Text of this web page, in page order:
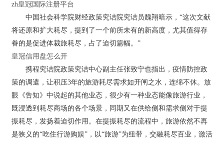
zh皇冠国际注册平台
中国社会科学院财经政策究诘院究诘员魏翔暗示，“这次文献
将还原和扩大耗尽，提到了一个前所未有的新高度，尤其值得存
眷的是促进体裁旅耗尽，占了迫切篇幅。”
皇冠信用盘怎么开
携程究诘院政策究诘中心副主任张致宁也指出，疫情防控政
策的调遣，让积压3年的旅游耗尽需求如开闸之水，连绵不休。放
眼《告知》中说起的其他业态，很少有一种业态能像旅游行业，
既浸透到耗尽商场的各个场景，同期又在供给侧和需求侧对于提
振耗尽，发扬着迫切作用。在提振耗尽的流程中，旅游依然不再
是狭义的“吃住行游购娱”，以“旅游”为纽带，交融耗尽百业，激活